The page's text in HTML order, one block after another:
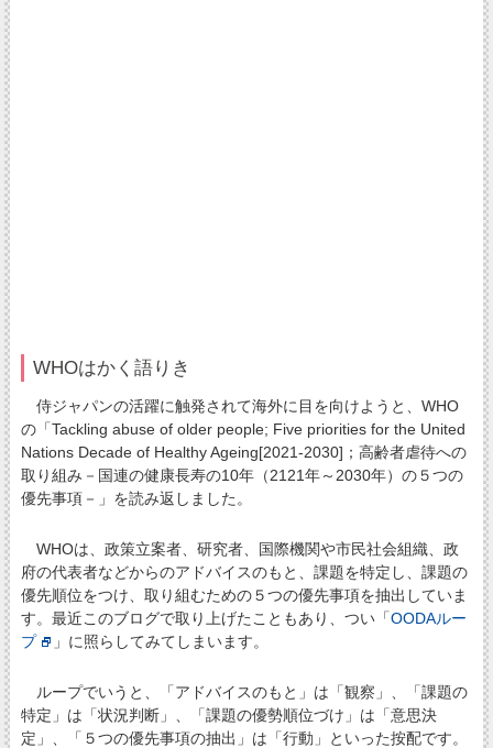
WHOはかく語りき
侍ジャパンの活躍に触発されて海外に目を向けようと、WHO
の「Tackling abuse of older people; Five priorities for the United
Nations Decade of Healthy Ageing[2021-2030]；高齢者虐待への
取り組み－国連の健康長寿の10年（2121年～2030年）の５つの
優先事項－」を読み返しました。
WHOは、政策立案者、研究者、国際機関や市民社会組織、政
府の代表者などからのアドバイスのもと、課題を特定し、課題の
優先順位をつけ、取り組むための５つの優先事項を抽出していま
す。最近このブログで取り上げたこともあり、つい「OODAルー
プ
」に照らしてみてしまいます。
ループでいうと、「アドバイスのもと」は「観察」、「課題の
特定」は「状況判断」、「課題の優勢順位づけ」は「意思決
定」、「５つの優先事項の抽出」は「行動」といった按配です。